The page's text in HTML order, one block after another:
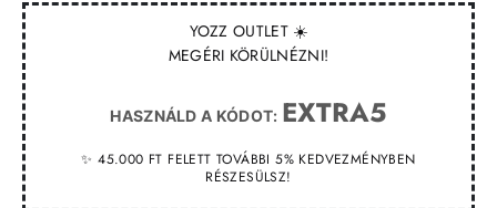
YOZZ OUTLET ☀️
MEGÉRI KÖRÜLNÉZNI!
HASZNÁLD A KÓDOT: EXTRA5
✨ 45.000 FT FELETT TOVÁBBI 5% KEDVEZMÉNYBEN
RÉSZESÜLSZ!